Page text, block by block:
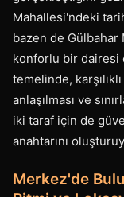
Mahallesi'ndeki
bazen de
konforlu bir dairesi
temelinde,
anlaşılması ve
iki taraf için de
anahtarını
Merkez'de